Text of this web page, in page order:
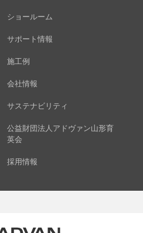
ショールーム
サポート情報
施工例
会社情報
サステナビリティ
公益財団法人アドヴァン山形育
英会
採用情報